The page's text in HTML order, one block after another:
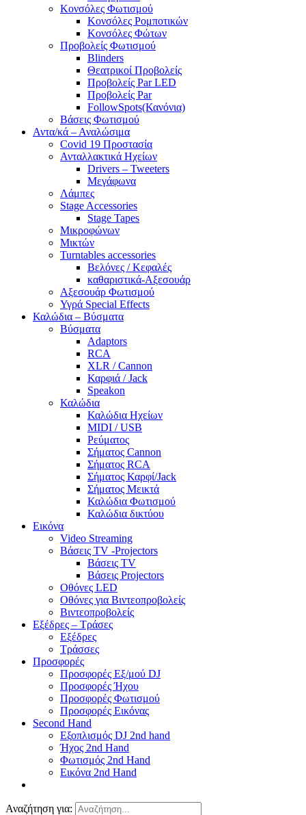
Κονσόλες Φωτισμού
Κονσόλες Ρομποτικών
Κονσόλες Φώτων
Προβολείς Φωτισμού
Blinders
Θεατρικοί Προβολείς
Προβολείς Par LED
Προβολείς Par
FollowSpots(Κανόνια)
Βάσεις Φωτισμού
Αντα/κά – Αναλώσιμα
Covid 19 Προστασία
Ανταλλακτικά Ηχείων
Drivers – Tweeters
Μεγάφωνα
Λάμπες
Stage Accessories
Stage Tapes
Μικροφώνων
Μικτών
Turntables accessories
Βελόνες / Κεφαλές
καθαριστικά-Αξεσουάρ
Αξεσουάρ Φωτισμού
Υγρά Special Effects
Καλώδια – Βύσματα
Βύσματα
Adaptors
RCA
XLR / Cannon
Καρφιά / Jack
Speakon
Καλώδια
Καλώδια Ηχείων
MIDI / USB
Ρεύματος
Σήματος Cannon
Σήματος RCA
Σήματος Καρφί/Jack
Σήματος Μεικτά
Καλώδια Φωτισμού
Καλώδια δικτύου
Εικόνα
Video Streaming
Βάσεις TV -Projectors
Βάσεις TV
Βάσεις Projectors
Οθόνες LED
Οθόνες για Βιντεοπροβολείς
Βιντεοπροβολείς
Εξέδρες – Τράσες
Εξέδρες
Τράσσες
Προσφορές
Προσφορές Εξ/μού DJ
Προσφορές Ήχου
Προσφορές Φωτισμού
Προσφορές Εικόνας
Second Hand
Εξοπλισμός DJ 2nd hand
Ήχος 2nd Hand
Φωτισμός 2nd Hand
Εικόνα 2nd Hand
Αναζήτηση για: